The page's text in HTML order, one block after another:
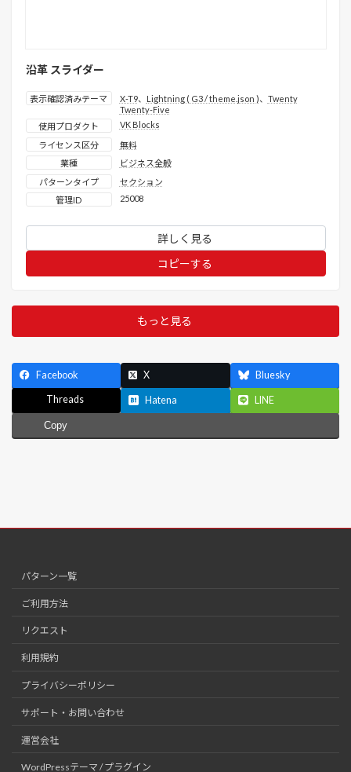
沿革 スライダー
表示確認済みテーマ X-T9、 Lightning ( G3 / theme.json )、 Twenty
Twenty-Five
使用プロダクト
VK Blocks
ライセンス区分
無料
業種
ビジネス全般
パターンタイプ
セクション
管理ID
25008
詳しく見る
コピーする
もっと見る
Facebook X Bluesky
Threads Hatena LINE
Copy
パターン一覧
ご利用方法
リクエスト
利用規約
プライバシーポリシー
サポート・お問い合わせ
運営会社
WordPressテーマ / プラグイン